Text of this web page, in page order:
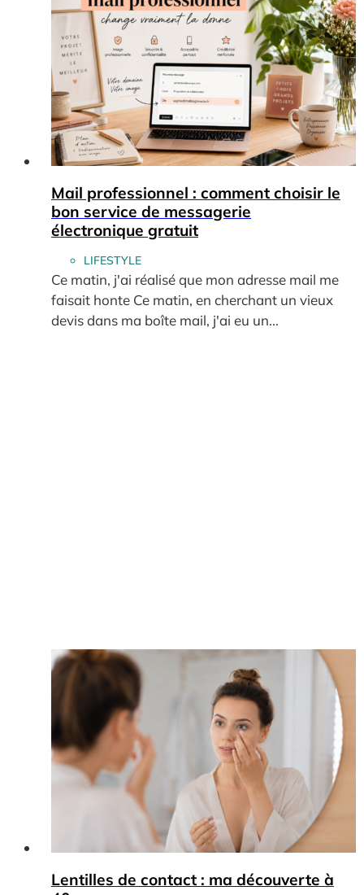
Mail professionnel : comment choisir le
bon service de messagerie
électronique gratuit
LIFESTYLE
Ce matin, j'ai réalisé que mon adresse mail me
faisait honte Ce matin, en cherchant un vieux
devis dans ma boîte mail, j'ai eu un...
Lentilles de contact : ma découverte à